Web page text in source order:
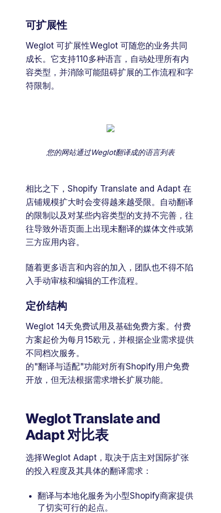
可扩展性
Weglot 可扩展性Weglot 可随您的业务共同
成长。它支持110多种语言，自动处理所有内
容类型，并消除可能阻碍扩展的工作流程和字
符限制。
您的网站通过Weglot翻译成的语言列表
相比之下，Shopify Translate and Adapt 在
店铺规模扩大时会变得越来越受限。自动翻译
的限制以及对某些内容类型的支持不完善，往
往导致外语页面上出现未翻译的媒体文件或第
三方应用内容。
随着更多语言和内容的加入，团队也不得不陷
入手动审核和编辑的工作流程。
定价结构
Weglot 14天免费试用及基础免费方案。付费
方案起价为每月15欧元，并根据企业需求提供
不同档次服务。
的"翻译与适配"功能对所有Shopify用户免费
开放，但无法根据需求增长扩展功能。
Weglot Translate and
Adapt 对比表
选择Weglot Adapt，取决于店主对国际扩张
的投入程度及其具体的翻译需求：
翻译与本地化服务为小型Shopify商家提供
了切实可行的起点。